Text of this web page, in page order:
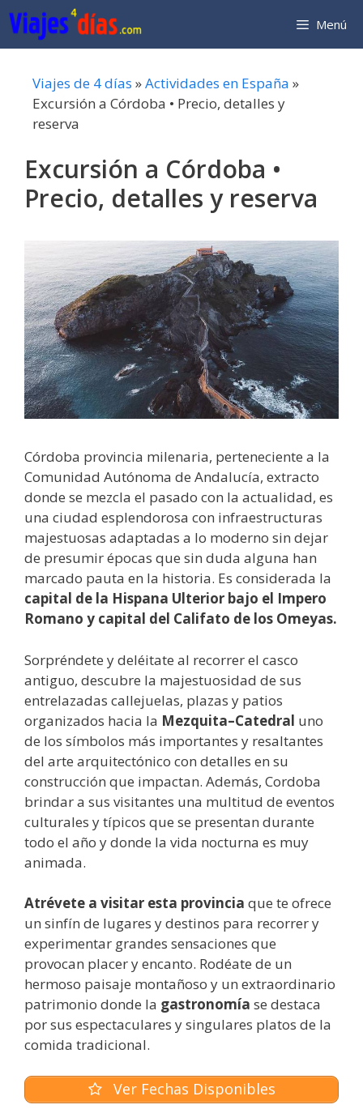
Saltar
al
contenido
Menú
Viajes de 4 días »Actividades en España »
Excursión a Córdoba • Precio, detalles y
reserva
Excursión a Córdoba •
Precio, detalles y reserva
Córdoba provincia milenaria, perteneciente a la
Comunidad Autónoma de Andalucía, extracto
donde se mezcla el pasado con la actualidad, es
una ciudad esplendorosa con infraestructuras
majestuosas adaptadas a lo moderno sin dejar
de presumir épocas que sin duda alguna han
marcado pauta en la historia. Es considerada la
capital de la Hispana Ulterior bajo el Impero
Romano y capital del Califato de los Omeyas.
Sorpréndete y deléitate al recorrer el casco
antiguo, descubre la majestuosidad de sus
entrelazadas callejuelas, plazas y patios
organizados hacia la Mezquita–Catedral uno
de los símbolos más importantes y resaltantes
del arte arquitectónico con detalles en su
construcción que impactan. Además, Cordoba
brindar a sus visitantes una multitud de eventos
culturales y típicos que se presentan durante
todo el año y donde la vida nocturna es muy
animada.
Atrévete a visitar esta provincia que te ofrece
un sinfín de lugares y destinos para recorrer y
experimentar grandes sensaciones que
provocan placer y encanto. Rodéate de un
hermoso paisaje montañoso y un extraordinario
patrimonio donde la gastronomía se destaca
por sus espectaculares y singulares platos de la
comida tradicional.
Ver Fechas Disponibles